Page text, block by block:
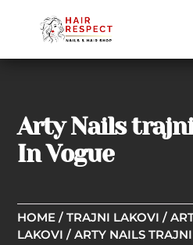
Arty Nails
In Vogue
HOME /TRAJNI LAKOVI /
LAKOVI / ARTY NAILS